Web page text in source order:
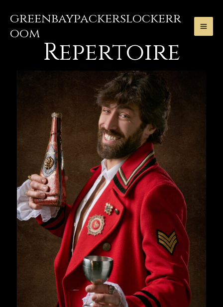
content
greenbaypackerslockerr
oom
Repertoire